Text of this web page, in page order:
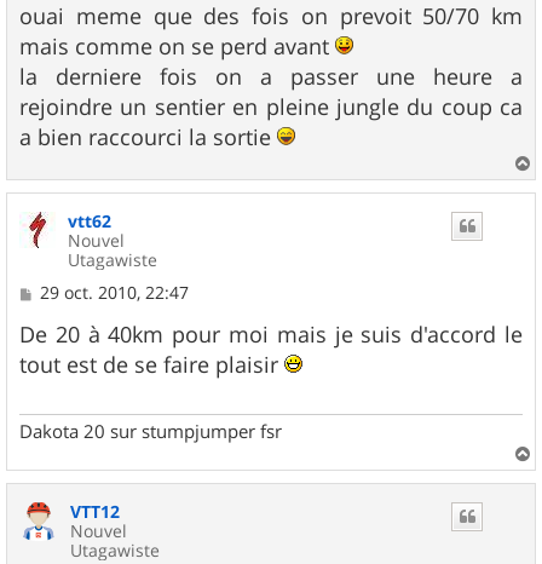
ouai meme que des fois on prevoit 50/70 km
mais comme on se perd avant
la derniere fois on a passer une heure a
rejoindre un sentier en pleine jungle du coup ca
a bien raccourci la sortie
a
vtt62
Nouvel
Utagawiste
M
s
s
a
29 oct. 2010, 22:47
De 20 à 40km pour moi mais je suis d'accord le
tout est de se faire plaisir
Dakota 20 sur stumpjumper fsr
a
VTT12
Nouvel
Utagawiste